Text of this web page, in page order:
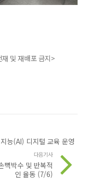
및 재배포 금지>
능(AI) 디지털 교육 운영
다음기사
뼉박수 및 반복적
인 율동 (7/6)